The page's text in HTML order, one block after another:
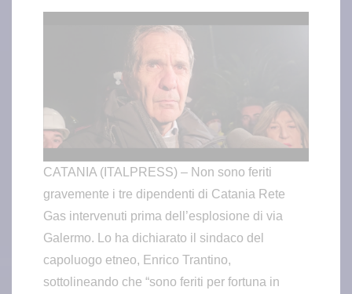
CATANIA (ITALPRESS) – Non sono feriti
gravemente i tre dipendenti di Catania Rete
Gas intervenuti prima dell’esplosione di via
Galermo. Lo ha dichiarato il sindaco del
capoluogo etneo, Enrico Trantino,
sottolineando che “sono feriti per fortuna in